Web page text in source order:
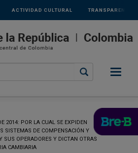
ACTIVIDAD CULTURAL TRANSPARENCIA
2014: POR LA CUAL SE EXPIDEN
SISTEMAS DE COMPENSACIÓN Y
SUS OPERADORES Y DICTAN OTRAS
CAMBIARIA